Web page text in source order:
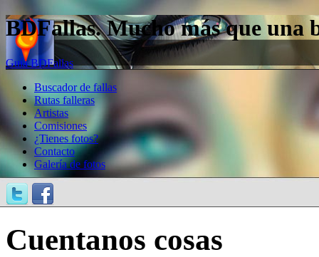
BDFallas. Mucho más que una
Guía BDFallas
Buscador de fallas
Rutas falleras
Artistas
Comisiones
¿Tienes fotos?
Contacto
Galería de fotos
Cuentanos cosas